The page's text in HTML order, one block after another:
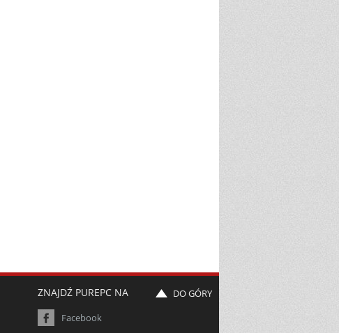
ZNAJDŹ PUREPC NA
Facebook
DO GÓRY